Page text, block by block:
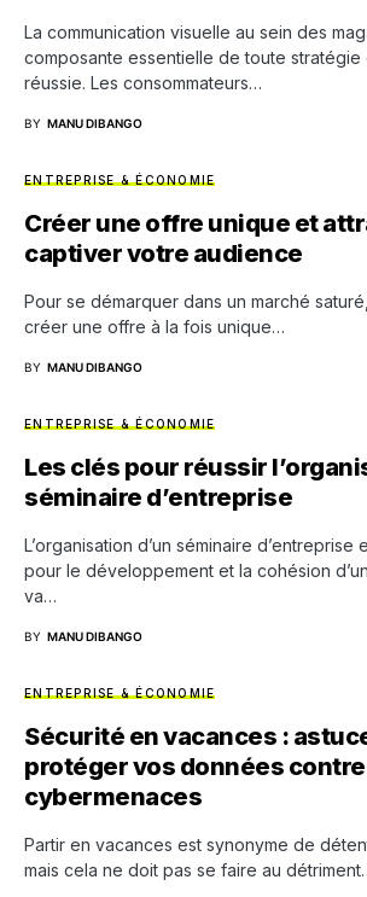
La communication visuelle au sein des
composante essentielle de toute stratégie
réussie. Les consommateurs…
BY MANU DIBANGO
ENTREPRISE & ÉCONOMIE
Créer une offre unique et
captiver votre audience
Pour se démarquer dans un marché
créer une offre à la fois unique…
BY MANU DIBANGO
ENTREPRISE & ÉCONOMIE
Les clés pour réussir
séminaire d’entreprise
L’organisation d’un séminaire d’entreprise
pour le développement et la cohésion
va…
BY MANU DIBANGO
ENTREPRISE & ÉCONOMIE
Sécurité en vacances :
protéger vos données
cybermenaces
Partir en vacances est synonyme de
mais cela ne doit pas se faire au